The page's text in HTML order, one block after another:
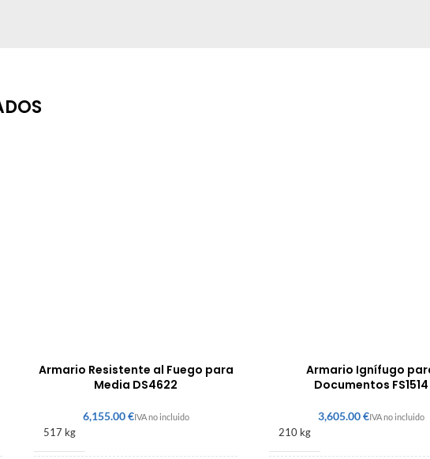
Armario Resistente al Fuego para
Media DS4622
€
517 kg
Armario Ignífugo
Documentos FS1514
€
210 kg